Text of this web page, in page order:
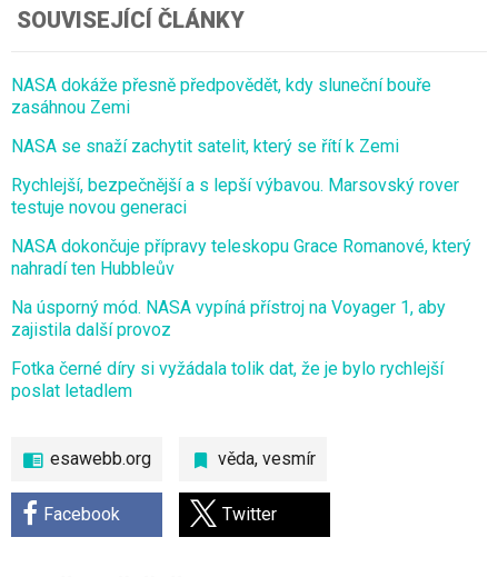
esawebb.org věda, vesmír
Facebook Twitter
SOUVISEJÍCÍ ČLÁNKY
NASA dokáže přesně předpovědět, kdy sluneční bouře
zasáhnou Zemi
NASA se snaží zachytit satelit, který se řítí k Zemi
Rychlejší, bezpečnější a s lepší výbavou. Marsovský rover
testuje novou generaci
NASA dokončuje přípravy teleskopu Grace Romanové, který
nahradí ten Hubbleův
Na úsporný mód. NASA vypíná přístroj na Voyager 1, aby
zajistila další provoz
Fotka černé díry si vyžádala tolik dat, že je bylo rychlejší
poslat letadlem